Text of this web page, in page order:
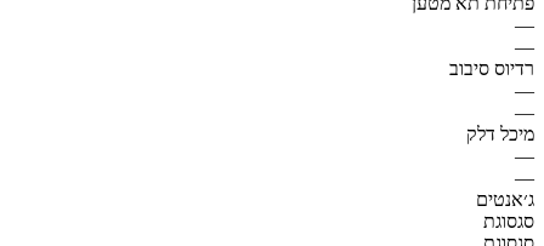
—
—
רדיוס סיבוב
—
—
מיכל דלק
—
—
ג׳אנטים
סגסוגת